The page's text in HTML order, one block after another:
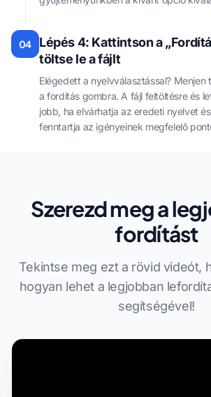
04
Lépés 4: Kattintson a
töltse le a fájlt
Elégedett a nyelvválasztással?
a fordítás gombra. A fájl feltöltésre és
jobb, ha elvárhatja az eredeti nyelvet
fenntartja az igényeinek megfelelő
Szerezd meg a
fordítást
Tekintse meg ezt a rövid videót,
hogyan lehet a legjobban
segítségével!